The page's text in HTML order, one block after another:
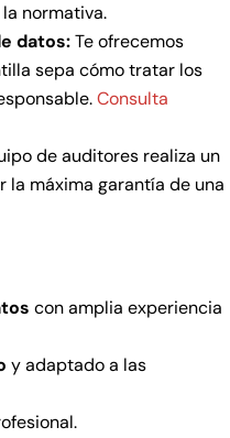
normativa.
datos:Te ofrecemos
sepa cómo tratar los
Consulta
de auditores realiza un
la máxima garantía de una
con amplia experiencia
y adaptado a las